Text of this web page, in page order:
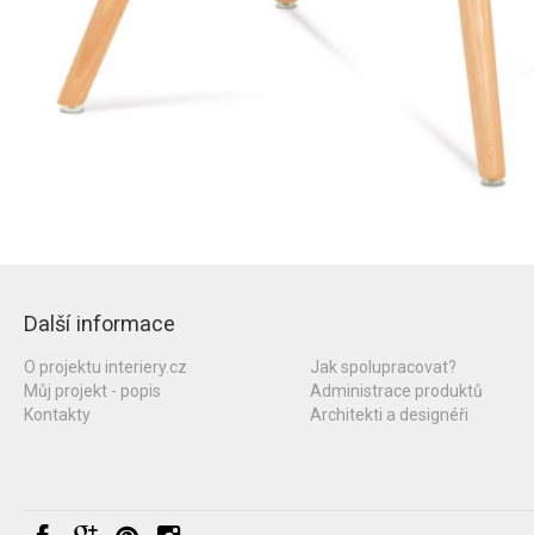
Další informace
O projektu interiery.cz
Můj projekt - popis
Kontakty
Jak spolupracovat?
Administrace produktů
Architekti a designéři